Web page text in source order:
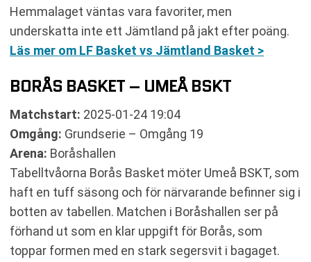
Hemmalaget väntas vara favoriter, men
underskatta inte ett Jämtland på jakt efter poäng.
Läs mer om LF Basket vs Jämtland Basket >
BORÅS BASKET – UMEÅ BSKT
Matchstart: 2025-01-24 19:04
Omgång: Grundserie – Omgång 19
Arena: Boråshallen
Tabelltvåorna Borås Basket möter Umeå BSKT, som
haft en tuff säsong och för närvarande befinner sig i
botten av tabellen. Matchen i Boråshallen ser på
förhand ut som en klar uppgift för Borås, som
toppar formen med en stark segersvit i bagaget.